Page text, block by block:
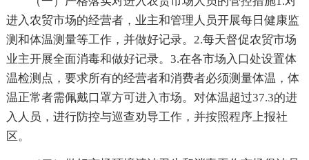
进入农贸市场的经营者，业主和管理人员开展每日健康监
测和体温测量等工作，并做好记录。2.每天督促农贸市场
业主开展全面消毒和做好记录。3.在各市场入口处设置体
温检测点，要求所有的经营者和消费者必须测量体温，体
温正常者需佩戴口罩方可进入市场。对体温超过37.3的进
入人员，进行防控与巡查劝导工作，并按照程序上报社
区。